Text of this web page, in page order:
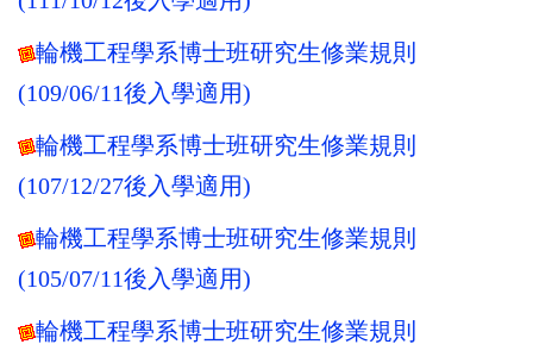
輪機工程學系博士班研究生修業規則
(109/06/11後入學適用)
輪機工程學系博士班研究生修業規則
(107/12/27後入學適用)
輪機工程學系博士班研究生修業規則
(105/07/11後入學適用)
輪機工程學系博士班研究生修業規則